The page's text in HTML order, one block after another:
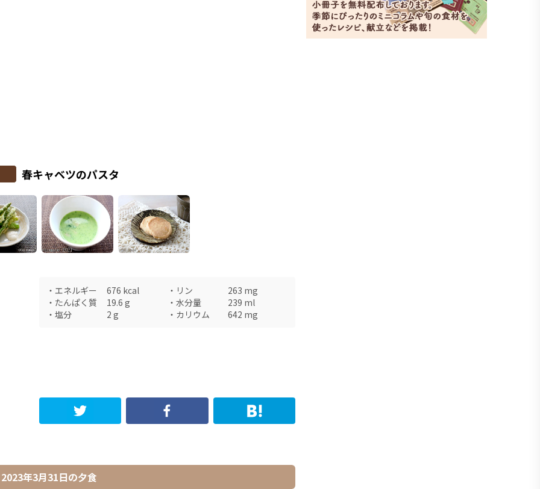
春キャベツのパスタ
・ エネルギー 676 kcal ・ リン 263 mg
・ たんぱく質 19.6 g ・ 水分量 239 ml
・ 塩分 2 g ・ カリウム 642 mg
2023年3月31日の夕食